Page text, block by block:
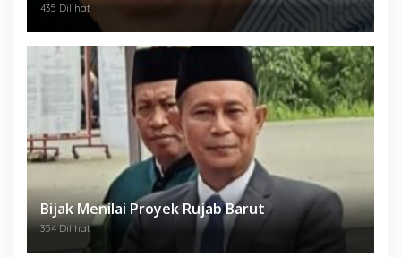
435 Dilihat
Bijak Menilai Proyek Rujab Barut
354 Dilihat